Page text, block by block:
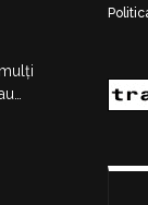
zile